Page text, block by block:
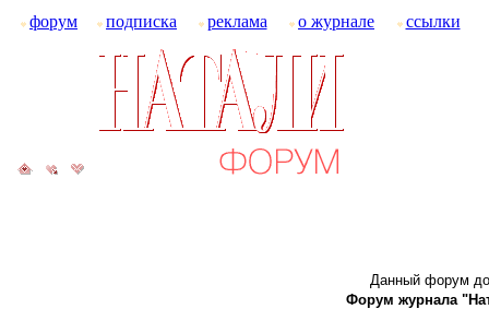
форум подписка реклама о журнале ссылки
Данный форум
Форум журнала